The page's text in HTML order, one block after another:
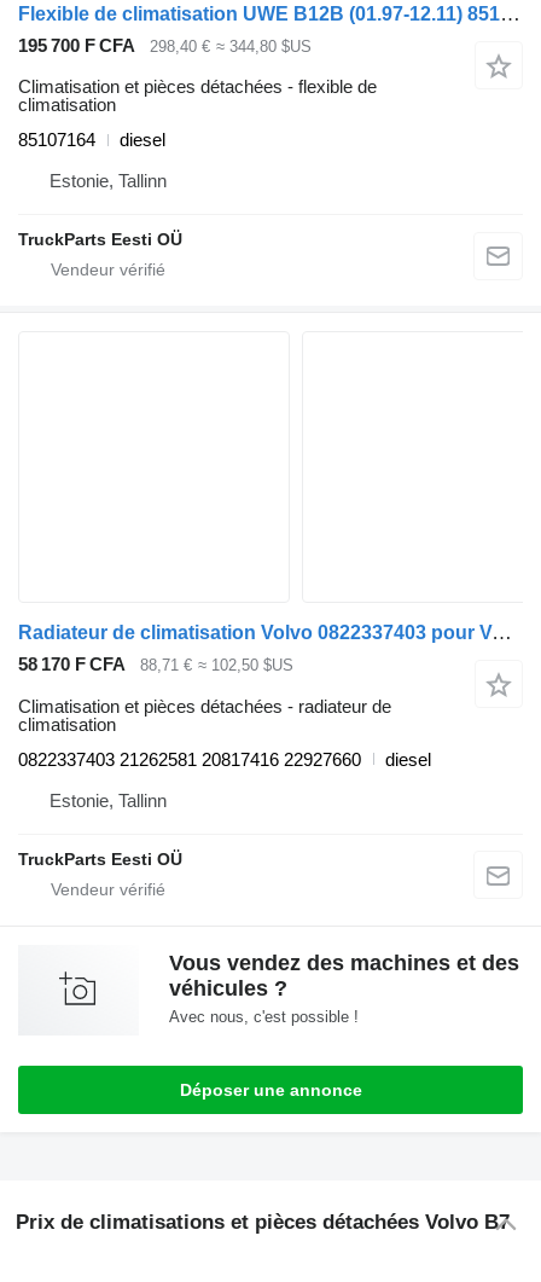
Flexible de climatisation UWE B12B (01.97-12.11) 85107164 pour Volvo B6, B7, B9, B10, B12 bus (1978-2011)
195 700 F CFA 298,40 € ≈ 344,80 $US
Climatisation et pièces détachées - flexible de
climatisation
85107164
diesel
Estonie, Tallinn
TruckParts Eesti OÜ
Radiateur de climatisation Volvo 0822337403 pour Volvo B6, B7, B9, B10, B12 bus (1978-2011)
58 170 F CFA 88,71 € ≈ 102,50 $US
Climatisation et pièces détachées - radiateur de
climatisation
0822337403 21262581 20817416 22927660
diesel
Estonie, Tallinn
TruckParts Eesti OÜ
Vous vendez des machines et des
véhicules ?
Avec nous, c'est possible !
Déposer une annonce
Prix de climatisations et pièces détachées Volvo B7